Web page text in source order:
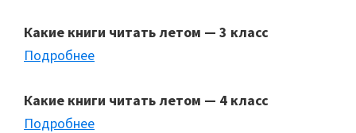
Какие книги читать летом — 3 класс
Подробнее
Какие книги читать летом — 4 класс
Подробнее